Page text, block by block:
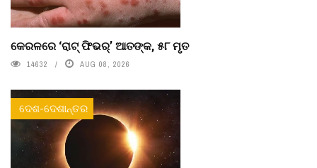
କେରଳରେ ‘ରାଟ୍ ଫିଭର୍’ ଆତଙ୍କ, ୫୮ ମୃତ
14632 AUG 08, 2026
ଦେଶ-ଦେଶାନ୍ତର